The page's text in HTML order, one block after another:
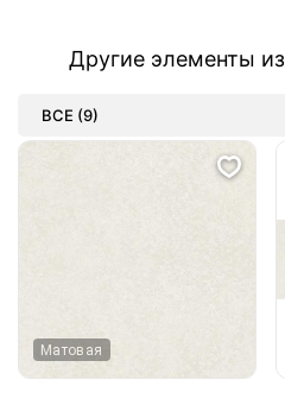
Другие элементы из
ВСЕ (9)
Матовая